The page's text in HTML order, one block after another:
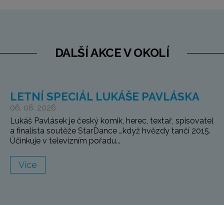
DALŠÍ AKCE V OKOLÍ
LETNÍ SPECIÁL LUKÁŠE PAVLÁSKA
06. 08. 2026
Lukáš Pavlásek je český komik, herec, textař, spisovatel
a finalista soutěže StarDance …když hvězdy tančí 2015.
Účinkuje v televizním pořadu...
Více